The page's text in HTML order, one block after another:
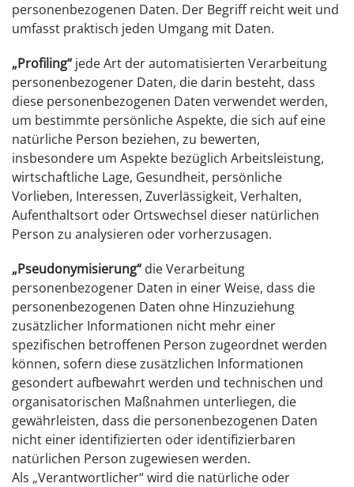
personenbezogenen Daten. Der Begriff reicht weit und
umfasst praktisch jeden Umgang mit Daten.
„Profiling“ jede Art der automatisierten Verarbeitung
personenbezogener Daten, die darin besteht, dass
diese personenbezogenen Daten verwendet werden,
um bestimmte persönliche Aspekte, die sich auf eine
natürliche Person beziehen, zu bewerten,
insbesondere um Aspekte bezüglich Arbeitsleistung,
wirtschaftliche Lage, Gesundheit, persönliche
Vorlieben, Interessen, Zuverlässigkeit, Verhalten,
Aufenthaltsort oder Ortswechsel dieser natürlichen
Person zu analysieren oder vorherzusagen.
„Pseudonymisierung“ die Verarbeitung
personenbezogener Daten in einer Weise, dass die
personenbezogenen Daten ohne Hinzuziehung
zusätzlicher Informationen nicht mehr einer
spezifischen betroffenen Person zugeordnet werden
können, sofern diese zusätzlichen Informationen
gesondert aufbewahrt werden und technischen und
organisatorischen Maßnahmen unterliegen, die
gewährleisten, dass die personenbezogenen Daten
nicht einer identifizierten oder identifizierbaren
natürlichen Person zugewiesen werden.
Als „Verantwortlicher“ wird die natürliche oder